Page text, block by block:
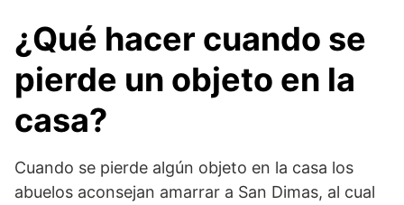
¿Qué hacer cuando se
pierde un objeto en la
casa?
Cuando se pierde algún objeto en la casa los
abuelos aconsejan amarrar a San Dimas, al cual